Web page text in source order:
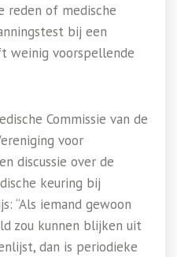
reden of medische
bij een
weinig voorspellende
Commissie van de
voor
discussie over de
keuring bij
“Als iemand gewoon
zou kunnen blijken uit
dan is periodieke